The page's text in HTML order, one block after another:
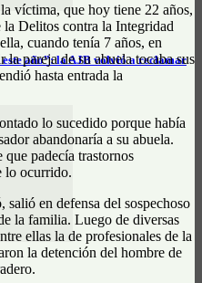
año”: la AJB volvió a reclamar
víctima, que hoy tiene 22 años,
la Delitos contra la Integridad
cuando tenía 7 años, en
la pareja de su abuela tocaba sus
hasta entrada la
lo sucedido porque había
abandonaría a su abuela.
que padecía trastornos
lo ocurrido.
en defensa del sospechoso
la familia. Luego de diversas
ellas la de profesionales de la
la detención del hombre de